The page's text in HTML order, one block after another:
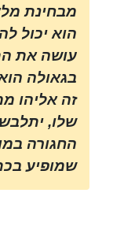
מבחינת
הוא יכול
עושה את
בגאולה
זה אליהו
שלו,
החגורה
שמופיע